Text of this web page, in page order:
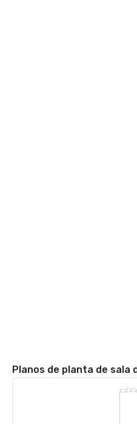
Planos de planta de sala